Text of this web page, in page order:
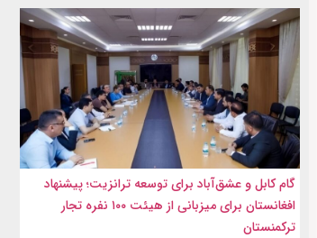
گام کابل و عشق‌آباد برای توسعه ترانزیت؛ پیشنهاد
افغانستان برای میزبانی از هیئت ۱۰۰ نفره تجار
ترکمنستان